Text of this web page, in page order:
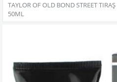
TAYLOR OF OLD BOND STREET TIRAŞ
50ML